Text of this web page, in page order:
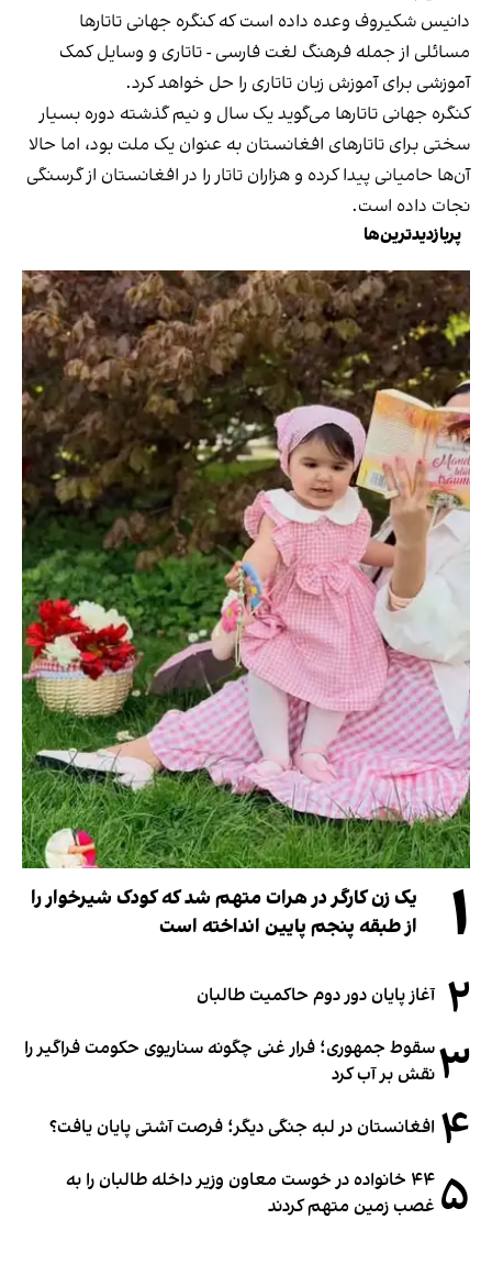
دانیس شکیروف وعده داده است که کنگره جهانی تاتارها
مسائلی از جمله فرهنگ لغت فارسی - تاتاری و وسایل کمک
آموزشی برای آموزش زبان تاتاری را حل خواهد کرد.
کنگره جهانی تاتارها می‌گوید یک سال و نیم گذشته دوره بسیار
سختی برای تاتارهای افغانستان به عنوان یک ملت بود، اما حالا
آن‌ها حامیانی پیدا کرده و هزاران تاتار را در افغانستان از گرسنگی
نجات داده است.
پربازدیدترین‌ها
۱
یک زن کارگر در هرات متهم شد که کودک شیرخوار را
از طبقه پنجم پایین انداخته است
۲ آغاز پایان دور دوم حاکمیت طالبان
۳سقوط جمهوری؛ فرار غنی چگونه سناریوی حکومت فراگیر را
نقش بر آب کرد
۴ افغانستان در لبه جنگی دیگر؛ فرصت آشتی پایان یافت؟
۵
۴۴ خانواده در خوست معاون وزیر داخله طالبان را به
غصب زمین متهم کردند